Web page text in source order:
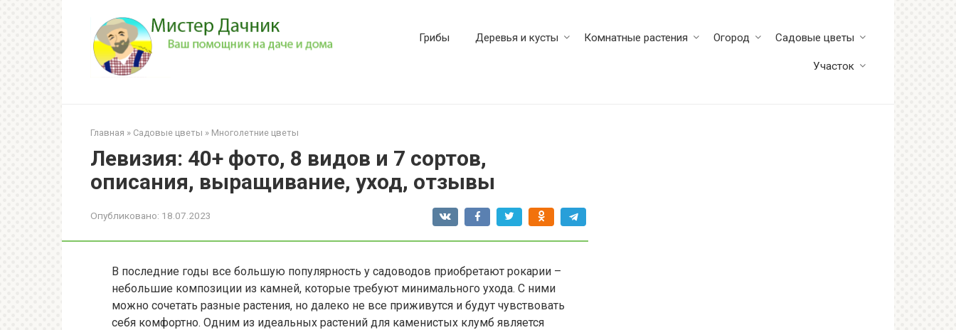
Грибы Деревья и кусты Комнатные растения Огород Садовые цветы
Участок
Главная » Садовые цветы » Многолетние цветы
Левизия: 40+ фото, 8 видов и 7 сортов,
описания, выращивание, уход, отзывы
Опубликовано: 18.07.2023
В последние годы все большую популярность у садоводов приобретают рокарии –
небольшие композиции из камней, которые требуют минимального ухода. С ними
можно сочетать разные растения, но далеко не все приживутся и будут чувствовать
себя комфортно. Одним из идеальных растений для каменистых клумб является